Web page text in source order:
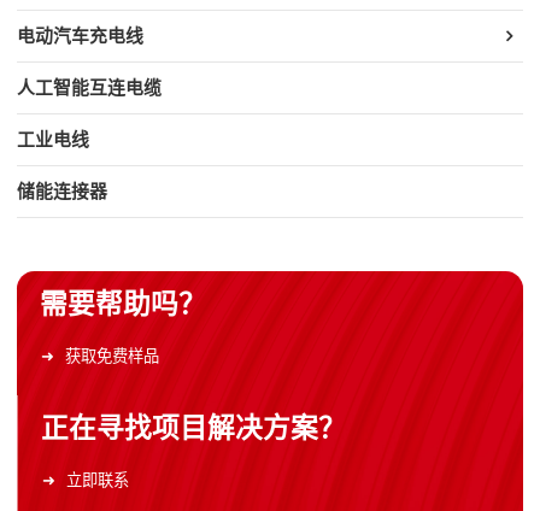
电动汽车充电线
人工智能互连电缆
工业电线
储能连接器
需要帮助吗？
获取免费样品
正在寻找项目解决方案？
立即联系